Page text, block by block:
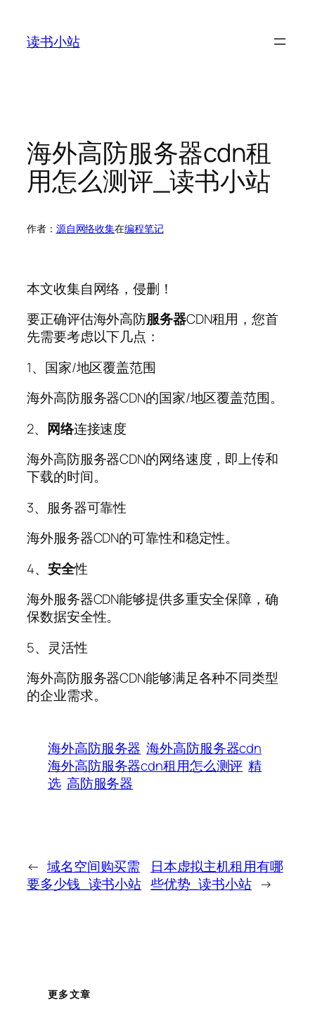
读书小站
海外高防服务器cdn租
用怎么测评_读书小站
作者： 源自网络收集在编程笔记
本文收集自网络，侵删！
要正确评估海外高防服务器CDN租用，您首
先需要考虑以下几点：
1、国家/地区覆盖范围
海外高防服务器CDN的国家/地区覆盖范围。
2、 网络连接速度
海外高防服务器CDN的网络速度，即上传和
下载的时间。
3、服务器可靠性
海外服务器CDN的可靠性和稳定性。
4、 安全性
海外服务器CDN能够提供多重安全保障，确
保数据安全性。
5、灵活性
海外高防服务器CDN能够满足各种不同类型
的企业需求。
海外高防服务器 海外高防服务器cdn
海外高防服务器cdn租用怎么测评 精
选 高防服务器
← 域名空间购买需
要多少钱_读书小站
日本虚拟主机租用有哪
些优势_读书小站 →
更多文章